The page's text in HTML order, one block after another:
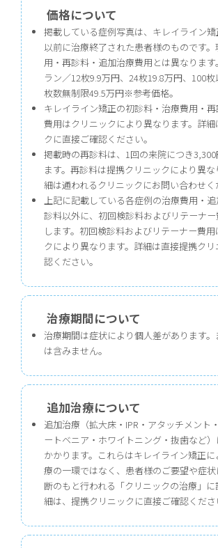
価格について
掲載している症例写真は、キレイライン
以前に治療終了された患者様のものです
用・再診料・追加治療費用とは異なりま
ラン／12枚9.9万円、24枚19.8万円、100枚
枚数無制限49.5万円※参考価格。
キレイライン矯正の初診料・治療費用・
費用はクリニックにより異なります。詳細
クに直接ご確認ください。
掲載時の再診料は、1回の来院につき
ます。再診料は提携クリニックにより異
細は通われるクリニックにお問い合わせく
上記に記載している各症例の治療費用・
診料以外に、初回検診料およびリテーナ
します。初回検診料およびリテーナー費
クにより異なります。詳細は直接提携ク
認ください。
治療期間について
治療期間は症状により個人差があります
は含みません。
追加治療について
追加治療（拡大床・IPR・アタッチメント
ートベニア・ホワイトニング・抜歯など
かかります。これらはキレイライン矯正
療の一環ではなく、患者様のご要望や症
断のもと行われる「クリニックの治療」
細は、提携クリニックに直接ご確認くださ